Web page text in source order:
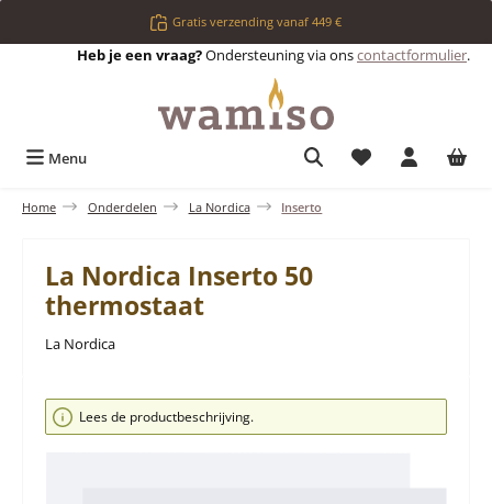
Ga naar de hoofdinhoudGratis verzending vanaf 449 €
Heb je een vraag?Ondersteuning via onscontactformulier.
Menu Je hebt 0 items
Home Onderdelen La Nordica Inserto
La Nordica Inserto 50
thermostaat
La Nordica
Afbeeldingengalerij overslaan
Lees de productbeschrijving.